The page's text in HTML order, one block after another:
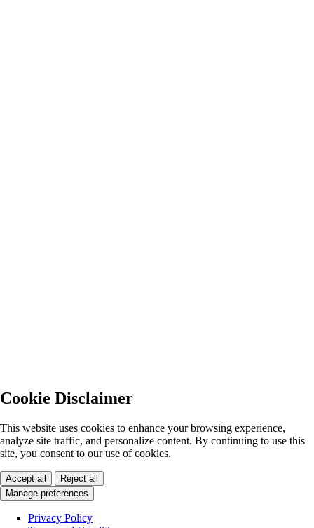
Cookie Disclaimer
This website uses cookies to enhance your browsing experience,
analyze site traffic, and personalize content. By continuing to use this
site, you consent to our use of cookies.
Accept all
Reject all
Manage preferences
Privacy Policy